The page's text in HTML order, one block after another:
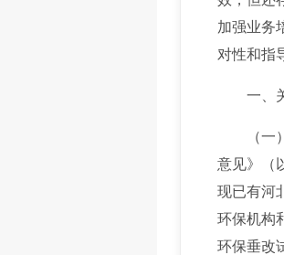
加强业务
对性和指
一、关
（一）
意见》（
现已有河
环保机构
环保垂改